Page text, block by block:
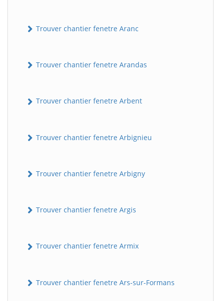
Trouver chantier fenetre Aranc
Trouver chantier fenetre Arandas
Trouver chantier fenetre Arbent
Trouver chantier fenetre Arbignieu
Trouver chantier fenetre Arbigny
Trouver chantier fenetre Argis
Trouver chantier fenetre Armix
Trouver chantier fenetre Ars-sur-Formans